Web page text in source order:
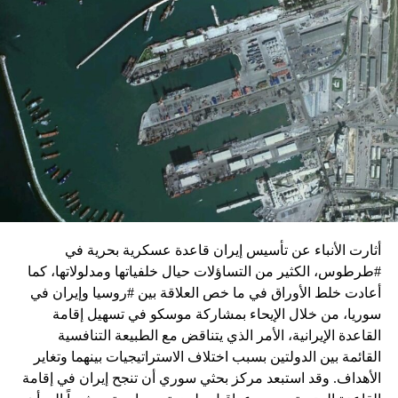
زيارة تأتي في إطار الجهود الدبلوماسية المكثفة التي تبذلها
واشنطن للدفع بالمفاوضات والتوصل إلى اتفاق لوقف لإطلاق
النار في غزة.
ويبدو أن نتنياهو استبق زيارة بلينكن لإسرائيل بالتأكيد على أن
الضغوط يجب أن تتوجه إلى حماس، وليس على حكومته.
كما وقال بيان من مكتب نتنياهو إنه مصر على بقاء القوات
الإسرائيلية في محور فيلادلفيا “لمنع الإرهابيين من إعادة
التسلح”.
وفي هذا السياق، قال الكاتب والباحث السياسي الفلسطيني
جمال زقوت في حديث لـ”سكاي نيوز عربية”:
حماس ليست عقبة في المفاوضات وأي حديث من هذا
القبيل تجني على الموقف الفلسطيني.
المعضلة الأساسية هي أن نتنياهو يعرض المجتمع
الإسرائيلي والمنطقة للخطر.
أثارت الأنباء عن تأسيس إيران قاعدة عسكرية بحرية في
#طرطوس، الكثير من التساؤلات حيال خلفياتها ومدلولاتها، كما
أعادت خلط الأوراق في ما خص العلاقة بين #روسيا وإيران في
سوريا، من خلال الإيحاء بمشاركة موسكو في تسهيل إقامة
القاعدة الإيرانية، الأمر الذي يتناقض مع الطبيعة التنافسية
القائمة بين الدولتين بسبب اختلاف الاستراتيجيات بينهما وتغاير
الأهداف. وقد استبعد مركز بحثي سوري أن تنجح إيران في إقامة